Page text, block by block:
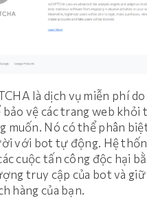
là dịch vụ miễn phí
vệ các trang web khỏi
muốn. Nó có thể phân
với bot tự động. Hệ
cuộc tấn công độc hại
truy cập của bot và giữ
hàng của bạn.